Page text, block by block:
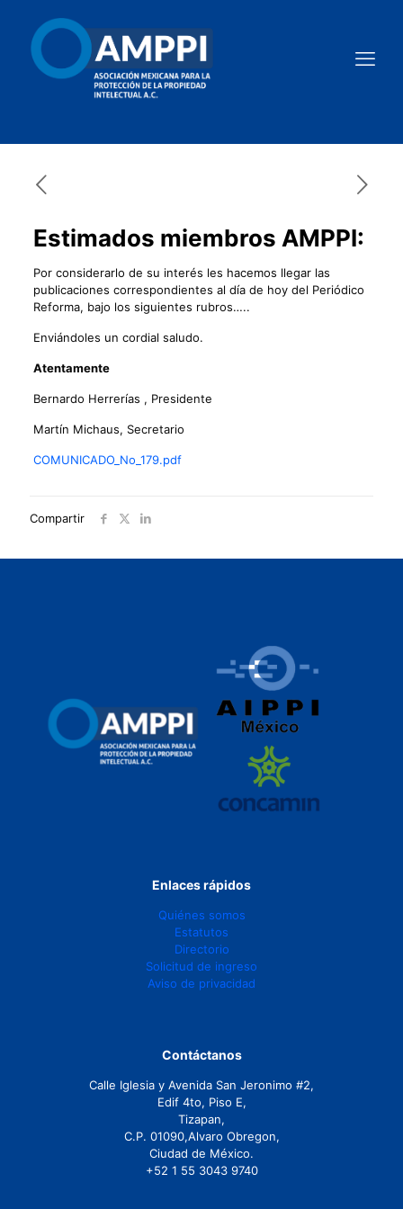
Estimados miembros AMPPI:
Por considerarlo de su interés les hacemos llegar las
publicaciones correspondientes al día de hoy del Periódico
Reforma, bajo los siguientes rubros…..
Enviándoles un cordial saludo.
Atentamente
Bernardo Herrerías , Presidente
Martín Michaus, Secretario
COMUNICADO_No_179.pdf
Compartir
Enlaces rápidos
Quiénes somos
Estatutos
Directorio
Solicitud de ingreso
Aviso de privacidad
Contáctanos
Calle Iglesia y Avenida San Jeronimo #2,
Edif 4to, Piso E,
Tizapan,
C.P. 01090,Alvaro Obregon,
Ciudad de México.
+52 1 55 3043 9740